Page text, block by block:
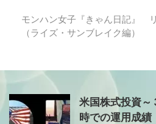
モンハン女子『きゃん日記』
（ライズ・サンブレイク編）
米国株式投資～
時での運用成績